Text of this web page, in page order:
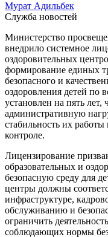
Мурат Адильбек
Служба новостей
Министерство
внедрило системное
оздоровительных
формирование единых
безопасного и
оздоровления детей по
установлен на пять лет,
административную
стабильность их
контроле.
Лицензирование
образовательных и
безопасную среду для
центры должны
инфраструктуре,
обслуживанию и
ограничить
соблюдающих нормы